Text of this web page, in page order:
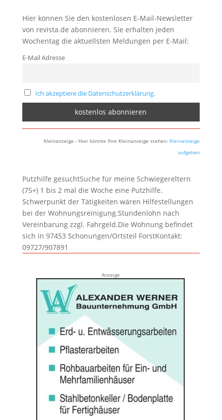
Hier können Sie den kostenlosen E-Mail-Newsletter
von revista.de abonnieren. Sie erhalten jeden
Wochentag die aktuellsten Meldungen per E-Mail:
E-Mail Adresse
Ich akzeptiere die Datenschutzerklärung.
Kleinanzeige - Hier könnte Ihre Kleinanzeige stehen: Kleinanzeige
aufgeben
Putzhilfe gesuchtSuche für meine Schwiegereltern
(75+) 1 bis 2 mal die Woche eine Putzhilfe.
Schwerpunkt der Tätigkeiten wären Hilfestellungen
bei der Wohnungsreinigung.Stundenlohn nach
Vereinbarung zzgl. Fahrgeld.Die Wohnung befindet
sich in 97453 Schonungen/Ortsteil ForstKontakt:
09727/907891
Anzeige